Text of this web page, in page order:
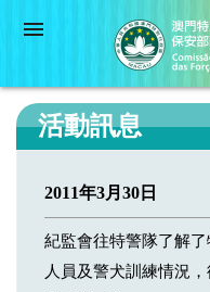
活動訊息
2011年3月30日
紀監會往特警隊了解
人員及警犬訓練情況